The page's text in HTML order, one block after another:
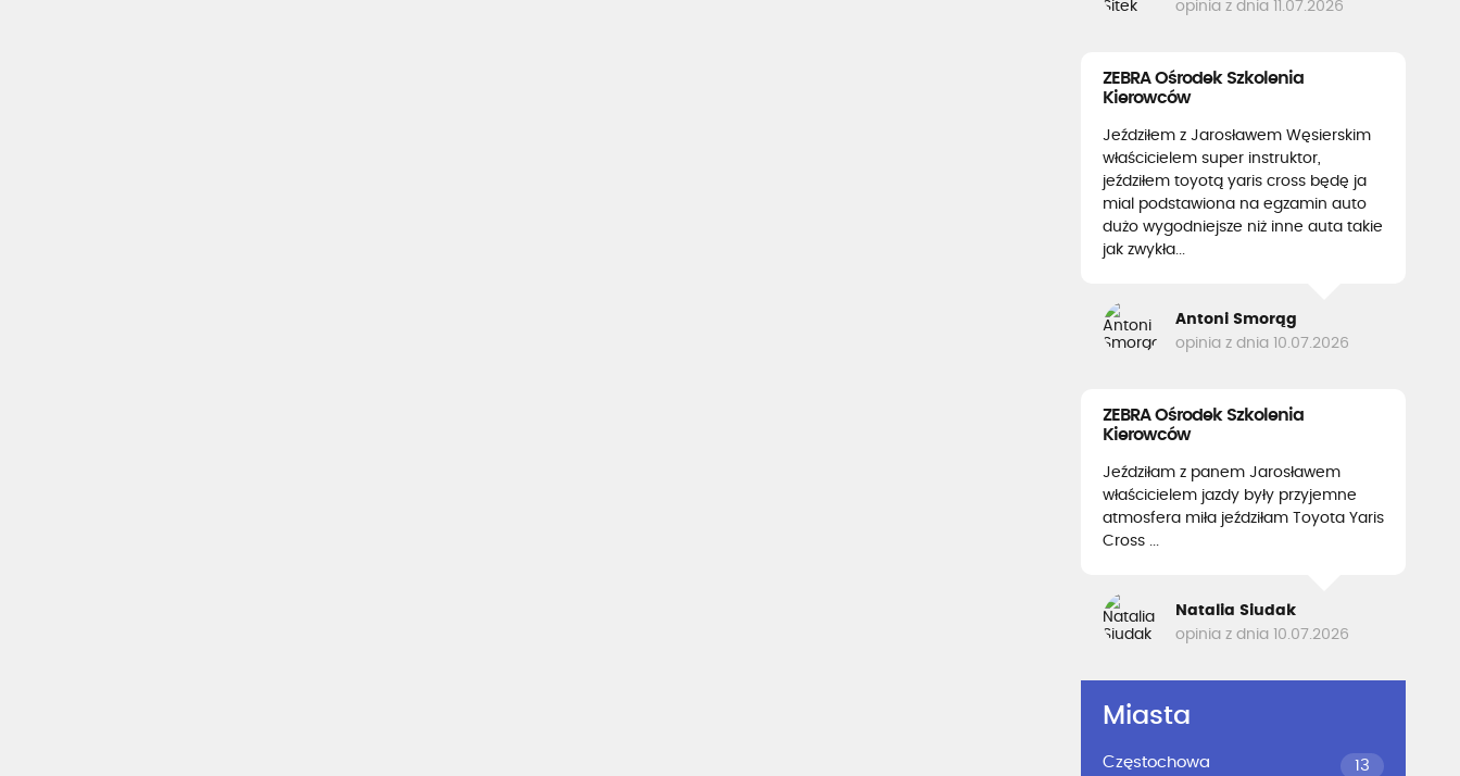
opinia z dnia 11.07.2026
ZEBRA Ośrodek Szkolenia
Kierowców
Jeździłem z Jarosławem Węsierskim
właścicielem super instruktor,
jeździłem toyotą yaris cross będę ja
mial podstawiona na egzamin auto
dużo wygodniejsze niż inne auta takie
jak zwykła...
Antoni Smorąg
opinia z dnia 10.07.2026
ZEBRA Ośrodek Szkolenia
Kierowców
Jeździłam z panem Jarosławem
właścicielem jazdy były przyjemne
atmosfera miła jeździłam Toyota Yaris
Cross ...
Natalia Siudak
opinia z dnia 10.07.2026
Miasta
Częstochowa
13